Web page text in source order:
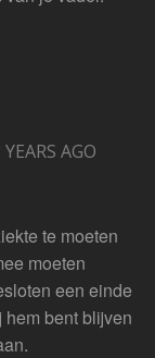
AGO
te moeten
moeten
een einde
bent blijven